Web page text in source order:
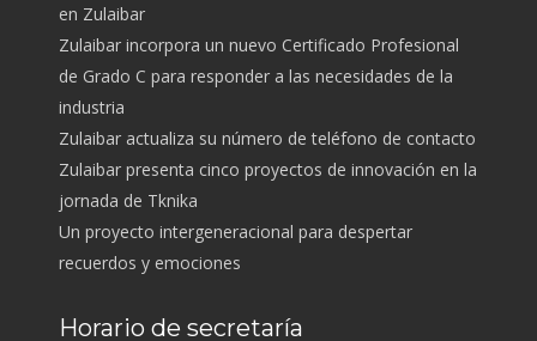
en Zulaibar
Zulaibar incorpora un nuevo Certificado Profesional
de Grado C para responder a las necesidades de la
industria
Zulaibar actualiza su número de teléfono de contacto
Zulaibar presenta cinco proyectos de innovación en la
jornada de Tknika
Un proyecto intergeneracional para despertar
recuerdos y emociones
Horario de secretaría